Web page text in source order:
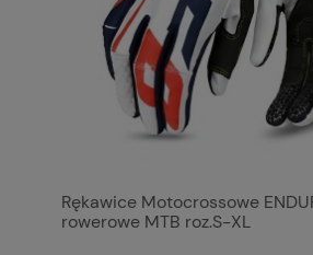
Rękawice Motocrossowe
rowerowe MTB roz.S-XL